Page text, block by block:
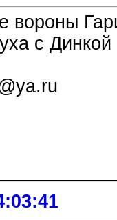
вороны
с Динкой